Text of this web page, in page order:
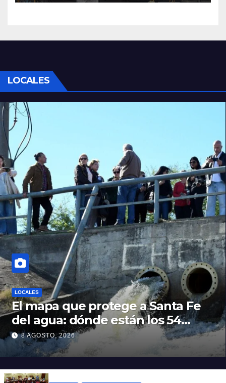
LOCALES
LOCALES
El mapa que protege a Santa Fe
del agua: dónde están los 54
puntos de bombeo
8 AGOSTO, 2026